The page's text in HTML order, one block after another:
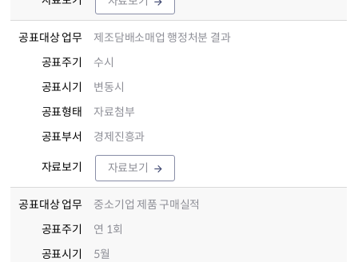
공표대상 업무
제조담배소매업 행정처분 결과
공표주기
수시
공표시기
변동시
공표형태
자료첨부
공표부서
경제진흥과
자료보기 자료보기
공표대상 업무
중소기업 제품 구매실적
공표주기
연 1회
공표시기
5월